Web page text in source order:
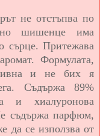
не отстъпва по
шишенце има
сърце. Притежава
Формулата,
и не бих я
Съдържа 89%
и хиалуронова
съдържа парфюм,
да се използва от